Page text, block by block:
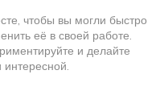
чтобы вы могли быстро
её в своей работе.
и делайте